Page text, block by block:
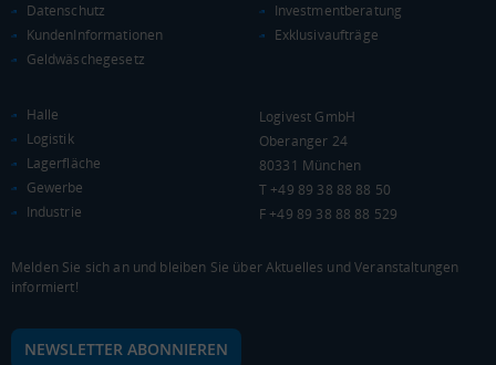
KAUFKRAFT
Euro pro Kopf
(Landkreis / Kreisfreie Stadt)
KAUFKRAFT - EURO PRO KOPF
0 € 20.000 € 40.000 €
Bundesland
Datenschutz
KundenInformationen
Geldwäschegesetz
Investmentberatung
Exklusivaufträge
Halle
Logistik
Lagerfläche
Gewerbe
Industrie
Logivest GmbH
Oberanger 24
80331 München
T +49 89 38 88 88 50
F +49 89 38 88 88 529
Melden Sie sich an und bleiben Sie über Aktuelles und Veranstaltungen
informiert!
NEWSLETTER ABONNIEREN